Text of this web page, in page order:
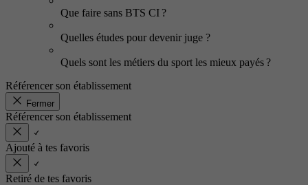
Que faire sans BTS CI ?
Quelles études pour devenir juge ?
Quels sont les métiers du sport les mieux payés ?
Référencer son établissement
Fermer
Référencer son établissement
Ajouté à tes favoris
Retiré de tes favoris